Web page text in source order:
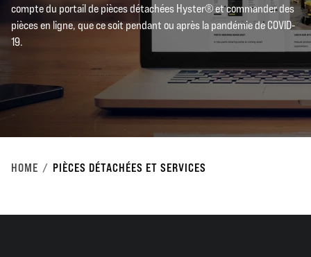
compte du portail de pièces détachées Hyster® et commander des
pièces en ligne, que ce soit pendant ou après la pandémie de COVID-
19.
HOME PIÈCES DÉTACHÉES ET SERVICES